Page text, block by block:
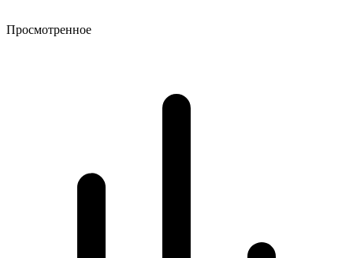
Просмотренное